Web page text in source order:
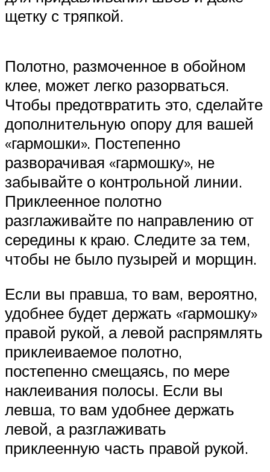
щетку с тряпкой.
Полотно, размоченное в обойном
клее, может легко разорваться.
Чтобы предотвратить это, сделайте
дополнительную опору для вашей
«гармошки». Постепенно
разворачивая «гармошку», не
забывайте о контрольной линии.
Приклеенное полотно
разглаживайте по направлению от
середины к краю. Следите за тем,
чтобы не было пузырей и морщин.
Если вы правша, то вам, вероятно,
удобнее будет держать «гармошку»
правой рукой, а левой распрямлять
приклеиваемое полотно,
постепенно смещаясь, по мере
наклеивания полосы. Если вы
левша, то вам удобнее держать
левой, а разглаживать
приклеенную часть правой рукой.